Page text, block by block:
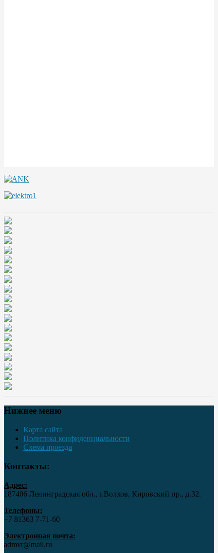
Нижнее меню
Карта сайта
Политика конфиденциальности
Схема проезда
Контакты:
Адрес:
187406 Ленинградская обл., г.Волхов, Кировский пр., д.32.
Телефоны:
+7 81363 7‑71-60
Электронная почта:
admvr@mail.ru